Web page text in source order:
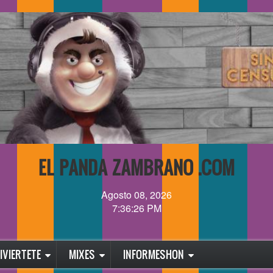
EL PANDA ZAMBRANO .COM
Agosto 08, 2026
7:36:28 PM
MIXES INFORMESHON